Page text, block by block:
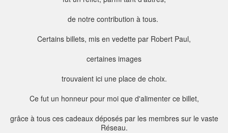
de notre contribution à tous.
Certains billets, mis en vedette par Robert Paul,
certaines images
trouvaient ici une place de choix.
Ce fut un honneur pour moi que d'alimenter ce billet,
grâce à tous ces cadeaux déposés par les membres sur le vaste
Réseau.